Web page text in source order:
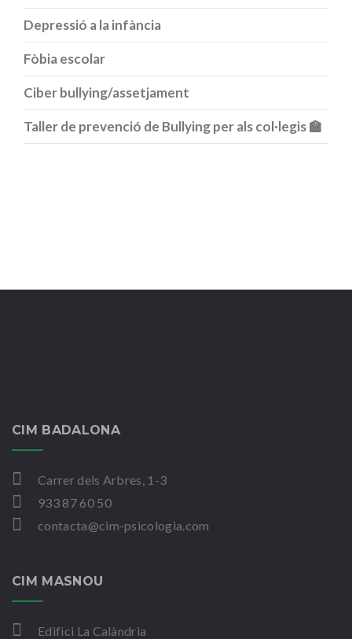
Depressió a la infància
Fòbia escolar
Ciber bullying/assetjament
Taller de prevenció de Bullying per als col·legis 🏫
CIM BADALONA
Carrer dels Arbres, 1-3
933 87 60 50
contacta@cim-psicologia.com
CIM MASNOU
Edifici La Calàndria